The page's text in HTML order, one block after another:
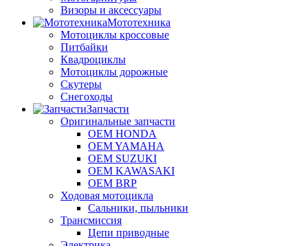
Визоры и аксессуары
Мототехника
Мотоциклы кроссовые
Питбайки
Квадроциклы
Мотоциклы дорожные
Скутеры
Снегоходы
Запчасти
Оригинальные запчасти
OEM HONDA
OEM YAMAHA
OEM SUZUKI
OEM KAWASAKI
OEM BRP
Ходовая мотоцикла
Сальники, пыльники
Трансмиссия
Цепи приводные